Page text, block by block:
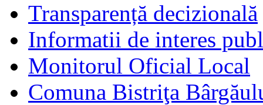
Transparență decizională
Informatii de interes
Monitorul Oficial Local
Comuna Bistriţa